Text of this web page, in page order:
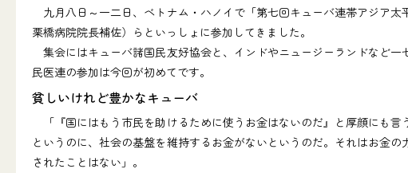
九月八日～一二日、ベトナム・ハノイで「第七回キューバ連帯アジア
栗橋病院院長補佐）らといっしょに参加してきました。
集会にはキューバ諸国民友好協会と、インドやニュージーランドなど
民医連の参加は今回が初めてです。
貧しいけれど豊かなキューバ
「『国にはもう市民を助けるために使うお金はないのだ』と厚顔にも
というのに、社会の基盤を維持するお金がないというのだ。それはお金
されたことはない」。